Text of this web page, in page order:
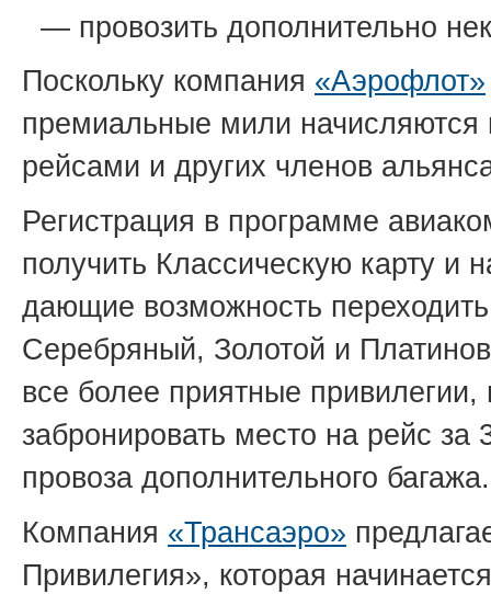
— провозить дополнительно
Поскольку компания «Аэрофлот»
премиальные мили
рейсами и других членов
Регистрация в программе
получить Классическую карту и
дающие возможность
Серебряный, Золотой и
все более приятные привилегии,
забронировать место на рейс за
провоза дополнительного багажа.
Компания «Трансаэро»
Привилегия», которая